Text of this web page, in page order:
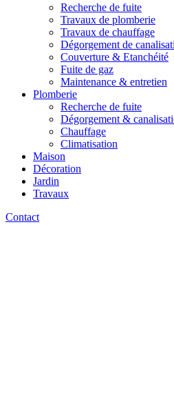
Recherche de fuite
Travaux de plomberie
Travaux de chauffage
Dégorgement de
Couverture & Etanchéité
Fuite de gaz
Maintenance & entretien
Plomberie
Recherche de fuite
Dégorgement &
Chauffage
Climatisation
Maison
Décoration
Jardin
Travaux
Contact